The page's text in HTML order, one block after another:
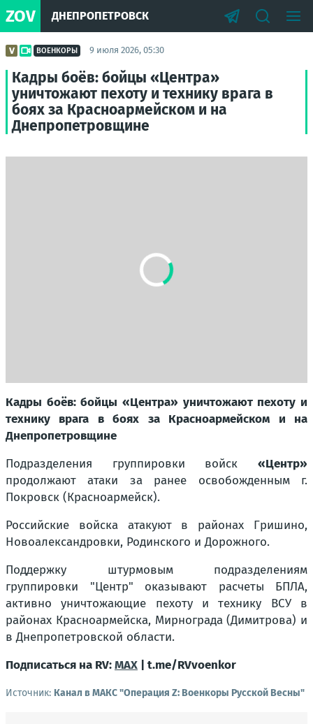
ZOV ДНЕПРОПЕТРОВСК
ВОЕНКОРЫ 9 июля 2026, 05:30
Кадры боёв: бойцы «Центра»
уничтожают пехоту и технику врага в
боях за Красноармейском и на
Днепропетровщине
Кадры боёв: бойцы «Центра» уничтожают пехоту и
технику врага в боях за Красноармейском и на
Днепропетровщине
Подразделения группировки войск «Центр»
продолжают атаки за ранее освобожденным г.
Покровск (Красноармейск).
Российские войска атакуют в районах Гришино,
Новоалександровки, Родинского и Дорожного.
Поддержку штурмовым подразделениям
группировки "Центр" оказывают расчеты БПЛА,
активно уничтожающие пехоту и технику ВСУ в
районах Красноармейска, Мирнограда (Димитрова) и
в Днепропетровской области.
Подписаться на RV:MAX | t.me/RVvoenkor
Источник: Канал в МАКС "Операция Z: Военкоры Русской Весны"